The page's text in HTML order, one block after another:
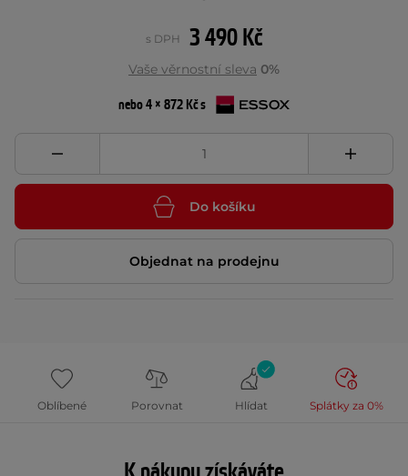
3 490 Kč
s DPH
Vaše věrnostní sleva 0%
nebo 4 × 872 Kč s
Do košíku
Objednat na prodejnu
Oblíbené Porovnat Hlídat Splátky za 0%